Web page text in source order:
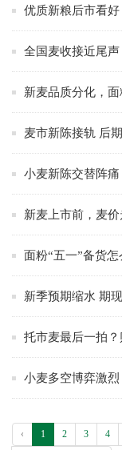
优质新粮后市看
全国麦收接近尾
新麦品质分化，面
麦市新陈接轨 后
小麦新陈交替阵痛
新麦上市前，麦价
面粉“五一”备货怎
新季预期缩水 期
托市麦最后一拍
小麦多空博弈激烈
‹ 1 2 3 4